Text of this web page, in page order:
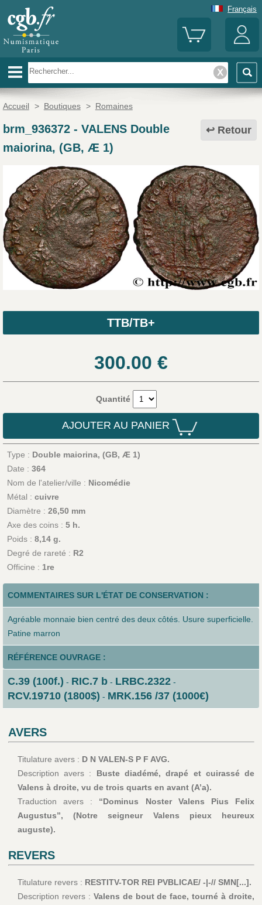
Français
Accueil > Boutiques > Romaines
Retour
brm_936372- VALENS Double
maiorina, (GB, Æ 1)
TTB/TB+
300.00 €
Quantité
AJOUTER AU PANIER
Type : Double maiorina, (GB, Æ 1)
Date : 364
Nom de l'atelier/ville : Nicomédie
Métal : cuivre
Diamètre : 26,50 mm
Axe des coins : 5 h.
Poids : 8,14 g.
Degré de rareté : R2
Officine : 1re
COMMENTAIRES SUR L'ÉTAT DE CONSERVATION :
Agréable monnaie bien centré des deux côtés. Usure superficielle.
Patine marron
RÉFÉRENCE OUVRAGE :
C.39 (100f.) - RIC.7 b- LRBC.2322-
RCV.19710 (1800$) - MRK.156 /37 (1000€)
AVERS
Titulature avers : D N VALEN-S P F AVG.
Description avers : Buste diadémé, drapé et cuirassé de
Valens à droite, vu de trois quarts en avant (A’a).
Traduction avers : “Dominus Noster Valens Pius Felix
Augustus”, (Notre seigneur Valens pieux heureux
auguste).
REVERS
Titulature revers : RESTITV-TOR REI PVBLICAE/ -|-// SMN[...].
Description revers : Valens de bout de face, tourné à droite,